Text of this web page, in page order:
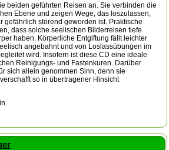
beiden geführten Reisen an. Sie verbinden die
Ebene und zeigen Wege, das loszulassen,
gefährlich störend geworden ist. Praktische
dass solche seelischen Bilderreisen tiefe
haben. Körperliche Entgiftung fällt leichter
angebahnt und von Loslassübungen im
wird. Insofern ist diese CD eine ideale
Reinigungs- und Fastenkuren. Darüber
sich allein genommen Sinn, denn sie
so in übertragener Hinsicht